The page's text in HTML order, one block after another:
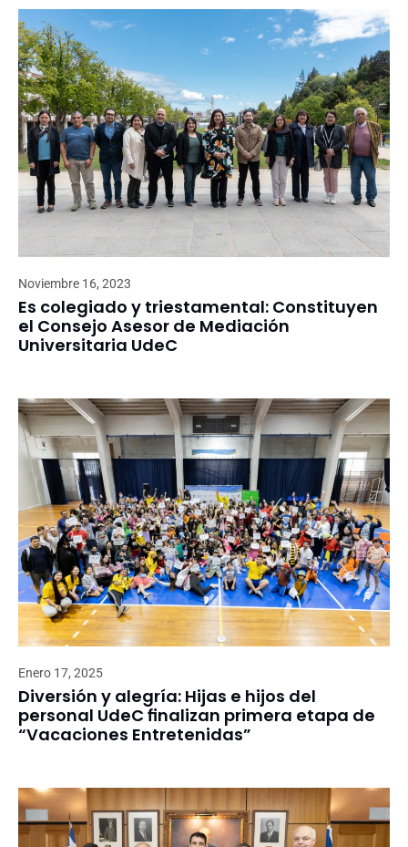
Noviembre 16, 2023
Es colegiado y triestamental: Constituyen
el Consejo Asesor de Mediación
Universitaria UdeC
Enero 17, 2025
Diversión y alegría: Hijas e hijos del
personal UdeC finalizan primera etapa de
“Vacaciones Entretenidas”